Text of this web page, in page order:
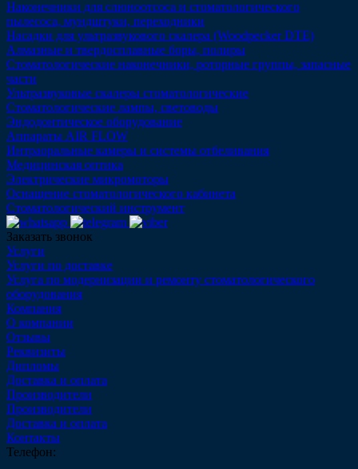
Наконечники для слюноотсоса и стоматологического
пылесоса, мундштуки, переходники
Насадки для ультразвукового скалера (Woodpecker DTE)
Алмазные и твердосплавные боры, полиры
Стоматологические наконечники, роторные группы, запасные
части
Ультразвуковые скалеры стоматологические
Стоматологические лампы, световоды
Эндодонтическое оборудование
Аппараты AIR FLOW
Интраоральные камеры и системы отбеливания
Медицинская оптика
Электрические микромоторы
Оснащение стоматологического кабинета
Стоматологический инструмент
Заказать звонок
Услуги
Услуги по доставке
Услуга по модернизации и ремонту стоматологического
оборудования
Компания
О компании
Отзывы
Реквизиты
Дипломы
Доставка и оплата
Производители
Производители
Доставка и оплата
Контакты
Телефон: